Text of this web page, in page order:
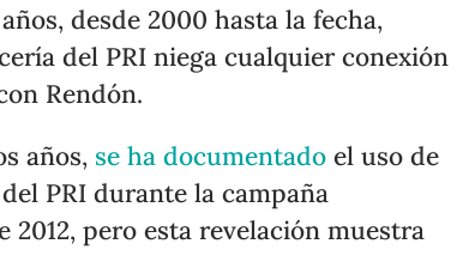
desde 2000 hasta la fecha,
del PRI niega cualquier conexión
Rendón.
años, se ha documentado el uso de
PRI durante la campaña
2012, pero esta revelación muestra